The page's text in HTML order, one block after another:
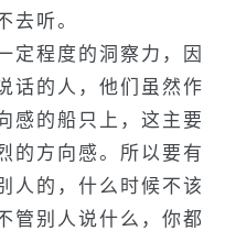
去听。
定程度的洞察力，因
话的人，他们虽然作
感的船只上，这主要
的方向感。所以要有
人的，什么时候不该
管别人说什么，你都